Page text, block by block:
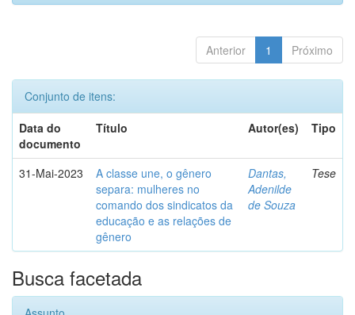
Anterior 1 Próximo
Conjunto de itens:
Data do
documento
Título Autor(es) Tipo
31-Mai-2023
A classe une, o gênero
separa: mulheres no
comando dos sindicatos da
educação e as relações de
gênero
Dantas,
Adenilde
de Souza
Tese
Busca facetada